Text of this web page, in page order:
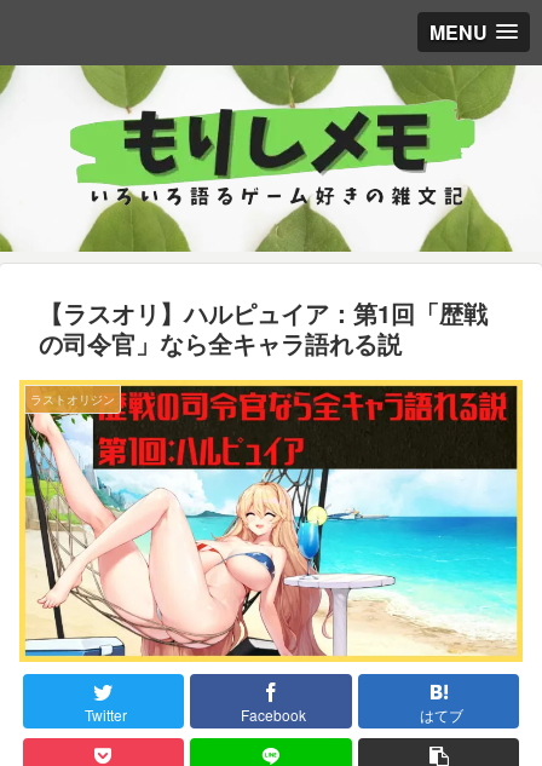
MENU
【ラスオリ】ハルピュイア：第1回「歴戦
の司令官」なら全キャラ語れる説
ラストオリジン
Twitter Facebook はてブ